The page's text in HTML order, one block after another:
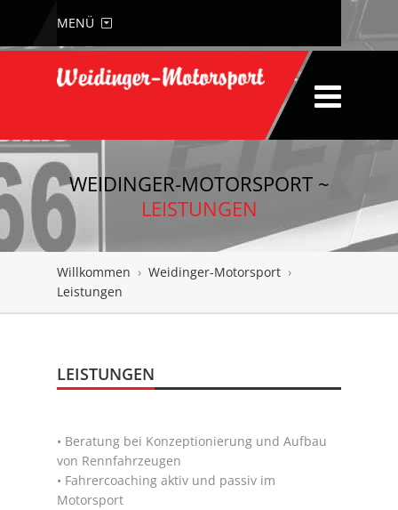
MENÜ
WEIDINGER-MOTORSPORT ~
LEISTUNGEN
Willkommen › Weidinger-Motorsport ›
Leistungen
LEISTUNGEN
• Beratung bei Konzeptionierung und Aufbau
von Rennfahrzeugen
• Fahrercoaching aktiv und passiv im
Motorsport